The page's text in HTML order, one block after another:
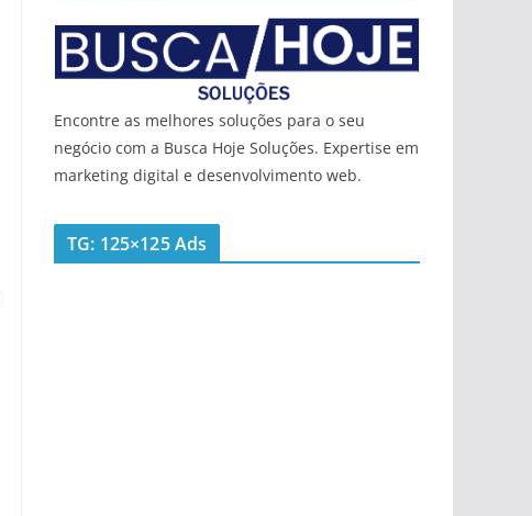
Encontre as melhores soluções para o seu
negócio com a Busca Hoje Soluções. Expertise em
marketing digital e desenvolvimento web.
TG: 125×125 Ads